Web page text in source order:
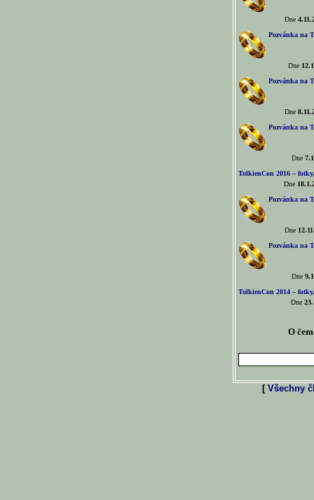
Dne
Pozvánka na
Dne
Pozvánka na
Dne
Pozvánka na
Dne
TolkienCon 2016 –
Dne
Pozvánka na
Dne
Pozvánka na
Dne
TolkienCon 2014 –
Dne
O
[ Všechny